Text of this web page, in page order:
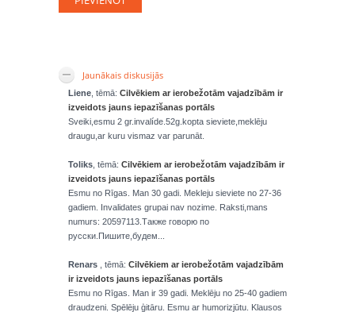
Jaunākais diskusijās
Liene , tēmā: Cilvēkiem ar ierobežotām vajadzībām ir
izveidots jauns iepazīšanas portāls
Sveiki,esmu 2 gr.invalíde.52g.kopta sieviete,meklēju
draugu,ar kuru vismaz var parunāt.
Toliks , tēmā: Cilvēkiem ar ierobežotām vajadzībām ir
izveidots jauns iepazīšanas portāls
Esmu no Rīgas. Man 30 gadi. Mekleju sieviete no 27-36
gadiem. Invalidates grupai nav nozime. Raksti,mans
numurs: 20597113.Также говорю по
русски.Пишите,будем...
Renars , tēmā: Cilvēkiem ar ierobežotām vajadzībām
ir izveidots jauns iepazīšanas portāls
Esmu no Rīgas. Man ir 39 gadi. Meklēju no 25-40 gadiem
draudzeni. Spēlēju ģitāru. Esmu ar humorizjūtu. Klausos